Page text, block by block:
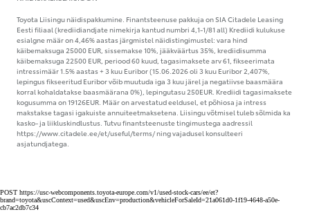
NÄIDISKALKULATSIOON
Toyota Liisingu näidispakkumine. Finantsteenuse pakkuja on SIA Citadele Leasing
Eesti filiaal (krediidiandjate nimekirja kantud numbri 4,1-1/81 all) Krediidi kulukuse
esialgne määr on 4,46% aastas järgmistel näidistingimustel: vara hind
käibemaksuga 25000 EUR, sissemakse 10%, jääkväärtus 35%, krediidisumma
käibemaksuga 22500 EUR, periood 60 kuud, tagasimaksete arv 61, fikseerimata
intressimäär 1.5% aastas + 3 kuu Euribor (15.06.2026 oli 3 kuu Euribor 2,407%,
lepingus fikseeritud Euribor võib muutuda iga 3 kuu järel ja negatiivse baasmäära
https://www.citadele.ee/et/useful/terms/ ning vajadusel konsulteeri
asjatundjatega.